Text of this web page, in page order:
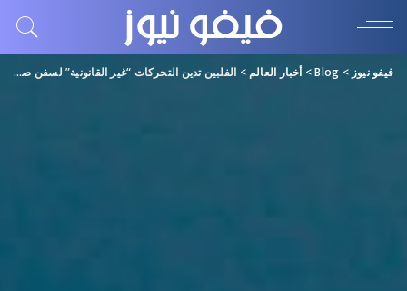
فيفو نيوز >
Blog
> أخبار العالم > الفلبين تدين التحركات “غير القانونية” لسفن صينية في بحر الصين الجنوبي